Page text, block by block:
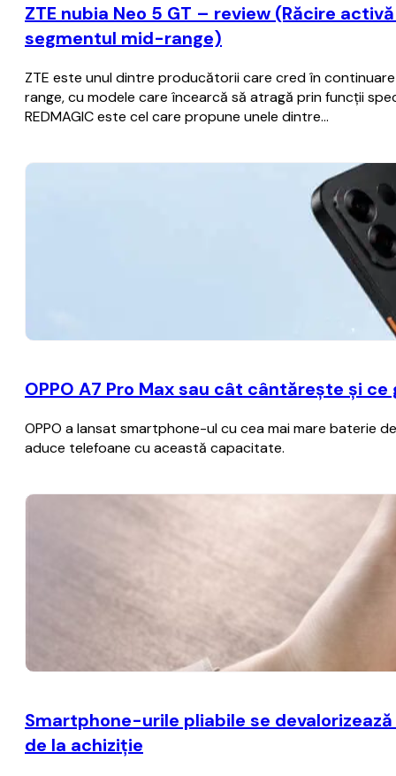
ZTE nubia Neo 5 GT – review (Răcire
segmentul mid-range)
ZTE este unul dintre producătorii care cred în
range, cu modele care încearcă să atragă prin funcții
REDMAGIC este cel care propune unele dintre…
OPPO A7 Pro Max sau cât cântărește și
OPPO a lansat smartphone-ul cu cea mai mare baterie
aduce telefoane cu această capacitate.
Smartphone-urile pliabile se
de la achiziţie